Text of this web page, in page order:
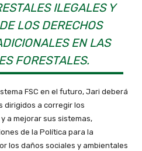
ILEGALES Y
LOS DERECHOS
EN LAS
FORESTALES.
FSC en el futuro, Jari deberá
dirigidos a corregir los
a mejorar sus sistemas,
de la Política para la
los daños sociales y ambientales